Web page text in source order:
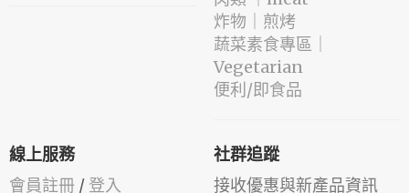
️炸物｜煎烤
蔬菜素食專區｜
Vegetarian
便利/即食品
線上服務
會員註冊 / 登入
社群追蹤
接收優惠與新產品資訊